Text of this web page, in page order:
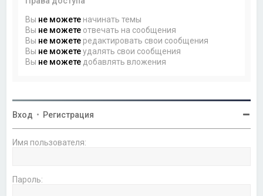
Вы не можете начинать темы
Вы не можете отвечать на сообщения
Вы не можете редактировать свои сообщения
Вы не можетеудалять свои сообщения
Вы не можете добавлять вложения
Вход • Регистрация
Имя пользователя:
Пароль: